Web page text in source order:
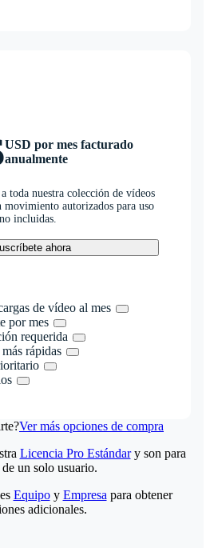
USD por mes facturado
anualmente
toda nuestra colección de vídeos
movimiento autorizados para uso
incluidas.
ahora
de vídeo al mes
por mes
requerida
rápidas
Ver más opciones de compra
Licencia Pro Estándary son para
de un solo usuario.
Equipoy Empresa para obtener
adicionales.